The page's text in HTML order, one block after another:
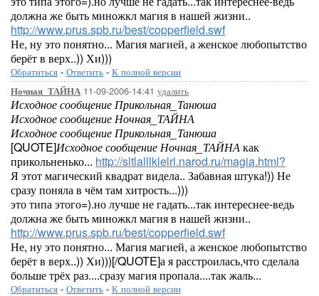
должна же быть миножкл магия в нашей жизни..
http://www.prus.spb.ru/best/copperfield.swf
Не, ну это понятно... Магия магией, а женское любопытство
берёт в верх..)) Хи)))
Обратиться - Ответить - К полной версии
Ночная_ТАЙНА 11-09-2006-14:41 удалить
Исходное сообщение Прикольная_Танюша
Исходное сообщение Ночная_ТАЙНА
Исходное сообщение Прикольная_Танюша
[QUOTE]Исходное сообщение Ночная_ТАЙНАкак
прикольненько... http://sltlalllklelrl.narod.ru/magia.html?
Я этот магический квадрат видела.. Забавная штука!)) Не
сразу поняла в чём там хитрость...)))
это типа этого=).но лучше не гадать...так интереснее-ведь
должна же быть миножкл магия в нашей жизни..
http://www.prus.spb.ru/best/copperfield.swf
Не, ну это понятно... Магия магией, а женское любопытство
берёт в верх..)) Хи)))[/QUOTE]а я расстроилась,что сделала
больше трёх раз....сразу магия пропала....так жаль...
Обратиться - Ответить - К полной версии